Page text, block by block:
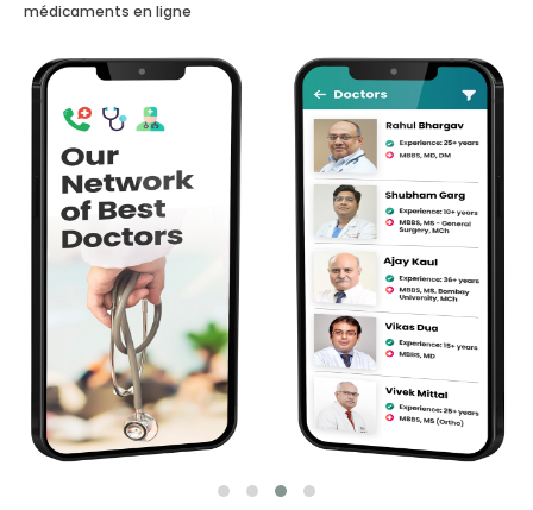
médicaments en ligne